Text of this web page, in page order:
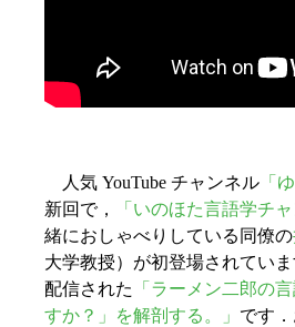
人気 YouTube チャンネル 「
新回で，
「いのほた言語学チャ
緒におしゃべりしている同僚の
大学教授）が初登場されてい
配信された
「ラーメン二郎の
すか？」を解剖する。」 です